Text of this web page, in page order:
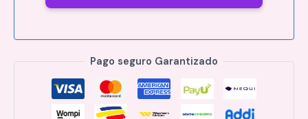
Pago seguro Garantizado